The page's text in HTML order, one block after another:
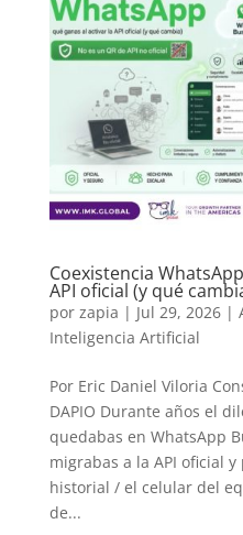
Coexistencia
API oficial (y qué
por zapia | Jul 29, 2026|
Inteligencia Artificial
Por Eric Daniel Viloria
DAPIO Durante años el
quedabas en WhatsApp
migrabas a la API oficial
historial / el celular del
de...